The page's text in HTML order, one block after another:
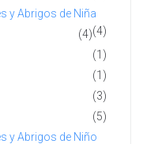
y Abrigos de Niña
(4)
(4)
(1)
(1)
(3)
(5)
y Abrigos de Niño